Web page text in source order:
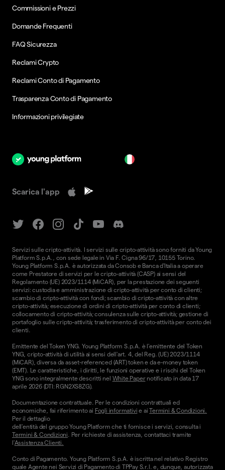
Commissioni e Prezzi
Domande Frequenti
FAQ Sicurezza
Reclami Crypto
Reclami Conto di Pagamento
Trasparenza Conto di Pagamento
Informazioni privilegiate
Scarica l'app
Servizi sulle cripto-attività. I servizi sulle cripto-attività sono forniti da Young
Platform S.p.A., con sede legale in Via F. Cigna 96/17, 10155 Torino.
Young Platform S.p.A. è autorizzata da Consob e Banca d'Italia a operare
come Prestatore di servizi per le cripto-attività (CASP) ai sensi del
Regolamento (UE) 2023/1114 (MiCAR), per la prestazione dei seguenti
servizi: custodia e amministrazione di cripto-attività per conto di clienti;
scambio di cripto-attività con fondi; scambio di cripto-attività con altre
cripto-attività; esecuzione di ordini di cripto-attività per conto di clienti;
collocamento di cripto-attività; consulenza sulle cripto-attività; gestione di
portafoglio sulle cripto-attività; trasferimento di cripto-attività per conto dei
clienti.
Emittente del Token YNG. Young Platform S.p.A. è l'emittente del Token
YNG, cripto-attività di utilità ai sensi dell'art. 4, del Reg. (UE) 2023/1114
(MiCAR), diversa da asset-referenced (ART) token e da e-money token
(EMT). Le caratteristiche, i diritti, le funzioni operative e i rischi del Token
YNG sono integralmente descritti nel White Papernotificato in data 17
aprile 2026 (DTI: RGN2XS8ZG).
Documentazione contrattuale. Per le condizioni contrattuali ed
economiche, fai riferimento ai Fogli informativi e aiTermini & Condizioni.
Per il dettaglio
dell'entità del gruppo Young Platform che ti fornisce i servizi, consulta i
Termini & Condizioni. Per richieste di assistenza, contattaci tramite
l'Assistenza Clienti.
Conto di Pagamento. Young Platform S.p.A. è iscritta nel relativo Registro
quale Agente nei Servizi di Pagamento di TPPay S.r.l. e, dunque, autorizzata